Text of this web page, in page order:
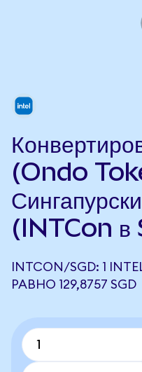
(Ondo
(INTCon в
INTCON/SGD: 1
РАВНО 129,8757 SGD